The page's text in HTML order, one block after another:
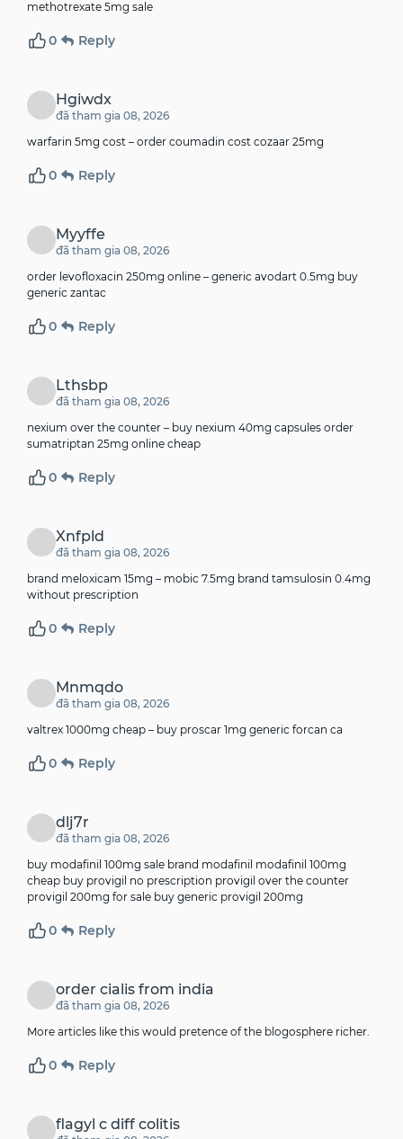
methotrexate 5mg sale
0 Reply
Hgiwdx
đã tham gia 08, 2026
warfarin 5mg cost – order coumadin cost cozaar 25mg
0 Reply
Myyffe
đã tham gia 08, 2026
order levofloxacin 250mg online – generic avodart 0.5mg buy
generic zantac
0 Reply
Lthsbp
đã tham gia 08, 2026
nexium over the counter – buy nexium 40mg capsules order
sumatriptan 25mg online cheap
0 Reply
Xnfpld
đã tham gia 08, 2026
brand meloxicam 15mg – mobic 7.5mg brand tamsulosin 0.4mg
without prescription
0 Reply
Mnmqdo
đã tham gia 08, 2026
valtrex 1000mg cheap – buy proscar 1mg generic forcan ca
0 Reply
dlj7r
đã tham gia 08, 2026
buy modafinil 100mg sale brand modafinil modafinil 100mg
cheap buy provigil no prescription provigil over the counter
provigil 200mg for sale buy generic provigil 200mg
0 Reply
order cialis from india
đã tham gia 08, 2026
More articles like this would pretence of the blogosphere richer.
0 Reply
flagyl c diff colitis